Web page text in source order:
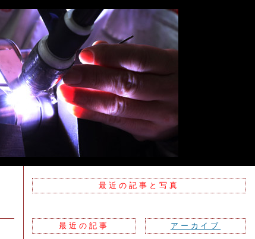
最近の記事と写真
最近の記事 アーカイブ